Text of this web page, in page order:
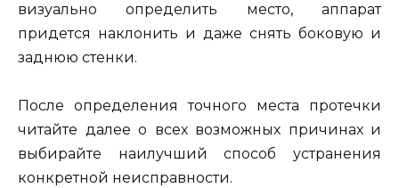
визуально определить место, аппарат
придется наклонить и даже снять боковую и
заднюю стенки.
После определения точного места протечки
читайте далее о всех возможных причинах и
выбирайте наилучший способ устранения
конкретной неисправности.